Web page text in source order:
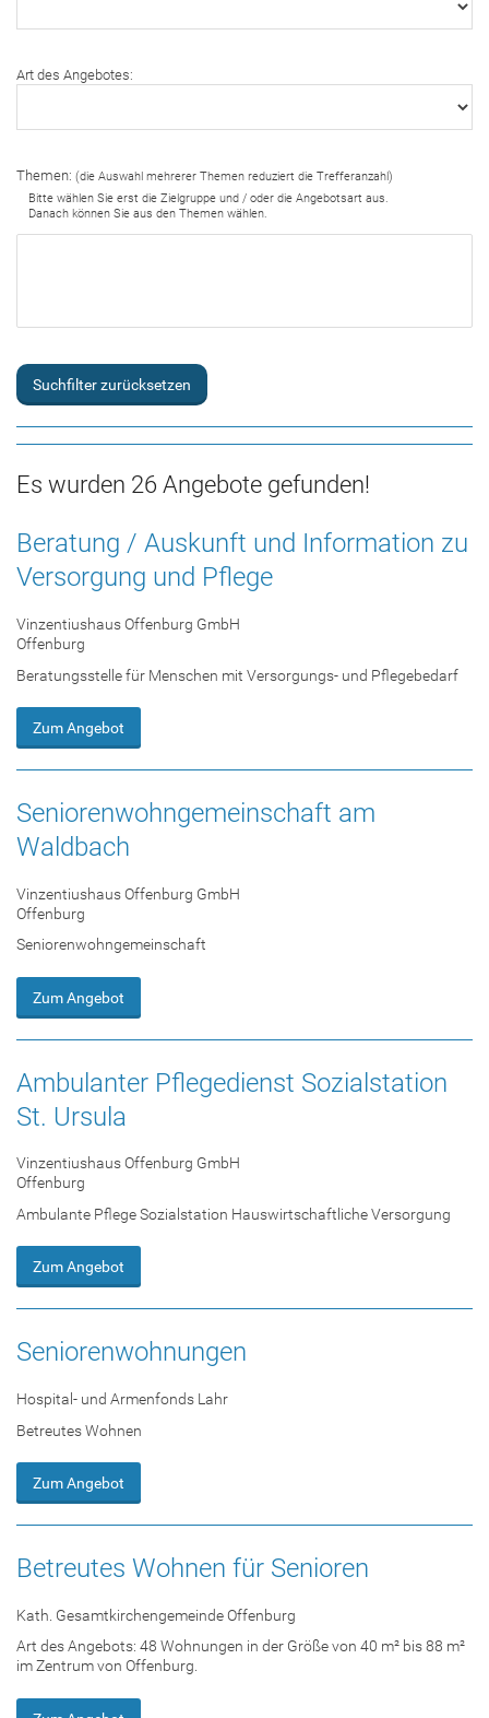
Art des Angebotes:
Themen: (die Auswahl mehrerer Themen reduziert die Trefferanzahl)
Bitte wählen Sie erst die Zielgruppe und / oder die Angebotsart aus.
Danach können Sie aus den Themen wählen.
Suchfilter zurücksetzen
Es wurden 26 Angebote gefunden!
Beratung / Auskunft und Information zu
Versorgung und Pflege
Vinzentiushaus Offenburg GmbH
Offenburg
Beratungsstelle für Menschen mit Versorgungs- und Pflegebedarf
Zum Angebot
Seniorenwohngemeinschaft am
Waldbach
Vinzentiushaus Offenburg GmbH
Offenburg
Seniorenwohngemeinschaft
Zum Angebot
Ambulanter Pflegedienst Sozialstation
St. Ursula
Vinzentiushaus Offenburg GmbH
Offenburg
Ambulante Pflege Sozialstation Hauswirtschaftliche Versorgung
Zum Angebot
Seniorenwohnungen
Hospital- und Armenfonds Lahr
Betreutes Wohnen
Zum Angebot
Betreutes Wohnen für Senioren
Kath. Gesamtkirchengemeinde Offenburg
Art des Angebots: 48 Wohnungen in der Größe von 40 m² bis 88 m²
im Zentrum von Offenburg.